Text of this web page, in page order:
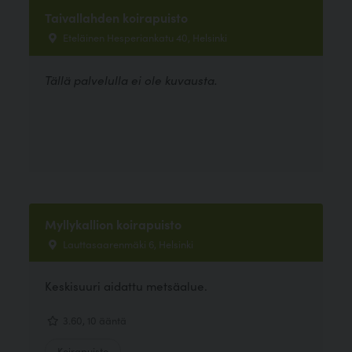
Taivallahden koirapuisto
Eteläinen Hesperiankatu 40, Helsinki
Tällä palvelulla ei ole kuvausta.
Myllykallion koirapuisto
Lauttasaarenmäki 6, Helsinki
Keskisuuri aidattu metsäalue.